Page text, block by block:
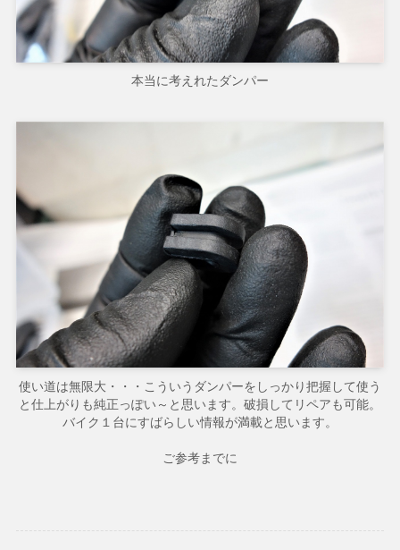
本当に考えれたダンパー
使い道は無限大・・・こういうダンパーをしっかり把握して使う
と仕上がりも純正っぽい～と思います。破損してリペアも可能。
バイク１台にすばらしい情報が満載と思います。
ご参考までに